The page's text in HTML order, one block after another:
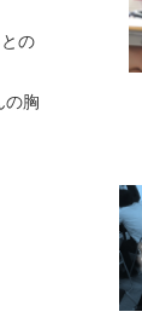
の
の胸